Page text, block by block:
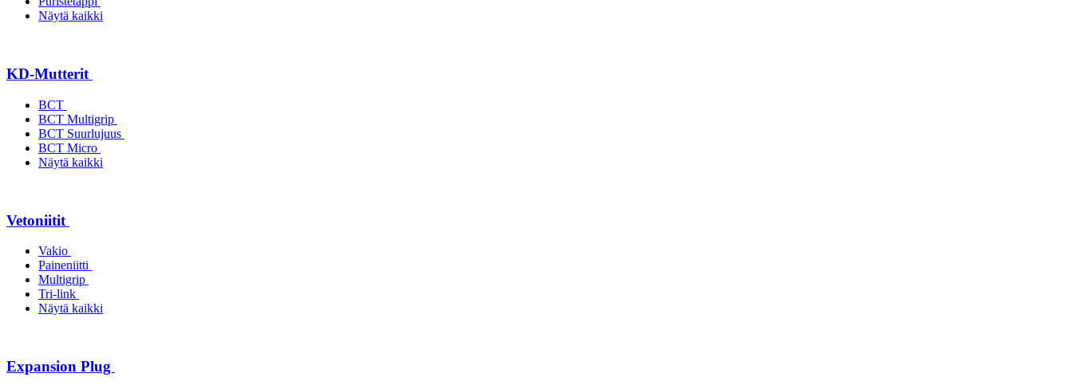
Näytä kaikki
KD-Mutterit
BCT
BCT Multigrip
BCT Suurlujuus
BCT Micro
Näytä kaikki
Vetoniitit
Vakio
Paineniitti
Multigrip
Tri-link
Näytä kaikki
Expansion Plug